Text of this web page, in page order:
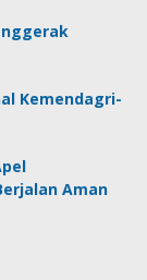
Kemendagri-
Aman